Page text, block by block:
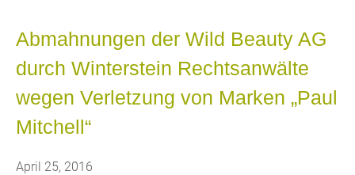
Abmahnungen der Wild Beauty AG
durch Winterstein Rechtsanwälte
wegen Verletzung von Marken „Paul
Mitchell“
April 25, 2016